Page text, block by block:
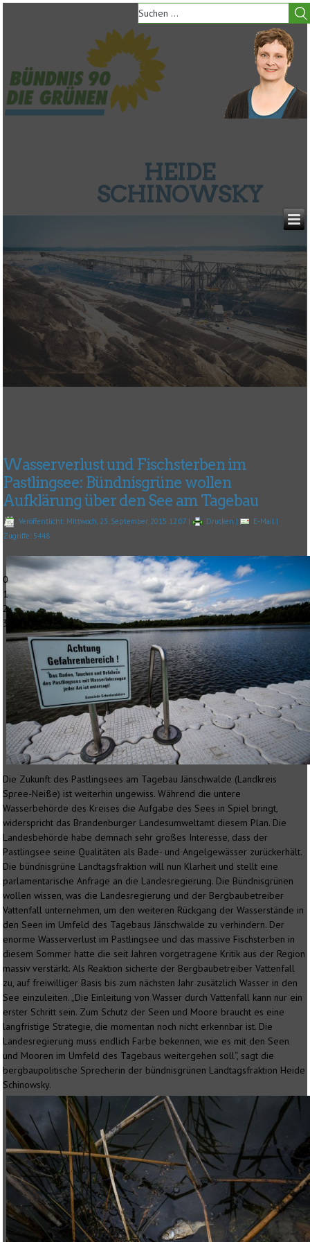
HEIDE
SCHINOWSKY
0
1
2
3
Wasserverlust und Fischsterben im
Pastlingsee: Bündnisgrüne wollen
Aufklärung über den See am Tagebau
Veröffentlicht: Mittwoch, 23. September 2015 12:07 | Drucken | E-Mail |
Zugriffe: 5448
Die Zukunft des Pastlingsees am Tagebau Jänschwalde (Landkreis
Spree-Neiße) ist weiterhin ungewiss. Während die untere
Wasserbehörde des Kreises die Aufgabe des Sees in Spiel bringt,
widerspricht das Brandenburger Landesumweltamt diesem Plan. Die
Landesbehörde habe demnach sehr großes Interesse, dass der
Pastlingsee seine Qualitäten als Bade- und Angelgewässer zurückerhält.
Die bündnisgrüne Landtagsfraktion will nun Klarheit und stellt eine
parlamentarische Anfrage an die Landesregierung. Die Bündnisgrünen
wollen wissen, was die Landesregierung und der Bergbaubetreiber
Vattenfall unternehmen, um den weiteren Rückgang der Wasserstände in
den Seen im Umfeld des Tagebaus Jänschwalde zu verhindern. Der
enorme Wasserverlust im Pastlingsee und das massive Fischsterben in
diesem Sommer hatte die seit Jahren vorgetragene Kritik aus der Region
massiv verstärkt. Als Reaktion sicherte der Bergbaubetreiber Vattenfall
zu, auf freiwilliger Basis bis zum nächsten Jahr zusätzlich Wasser in den
See einzuleiten. „Die Einleitung von Wasser durch Vattenfall kann nur ein
erster Schritt sein. Zum Schutz der Seen und Moore braucht es eine
langfristige Strategie, die momentan noch nicht erkennbar ist. Die
Landesregierung muss endlich Farbe bekennen, wie es mit den Seen
und Mooren im Umfeld des Tagebaus weitergehen soll“, sagt die
bergbaupolitische Sprecherin der bündnisgrünen Landtagsfraktion Heide
Schinowsky.